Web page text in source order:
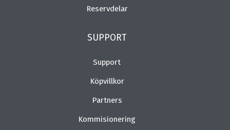
Reservdelar
SUPPORT
Support
Köpvillkor
Partners
Kommisionering